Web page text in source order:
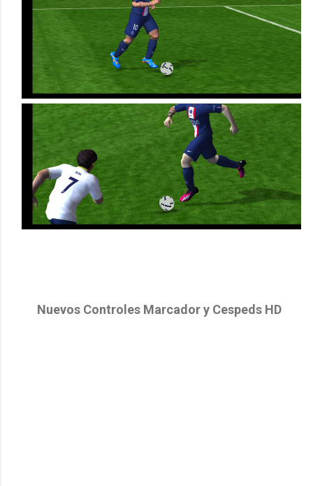
Nuevos Controles Marcador y Cespeds HD